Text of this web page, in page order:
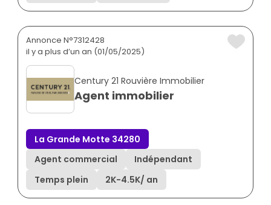
Annonce N°7312428
il y a plus d’un an (01/05/2025)
Century 21 Rouvière Immobilier
Agent immobilier
La Grande Motte 34280
Agent commercial
Indépendant
Temps plein
2K-4.5K/ an